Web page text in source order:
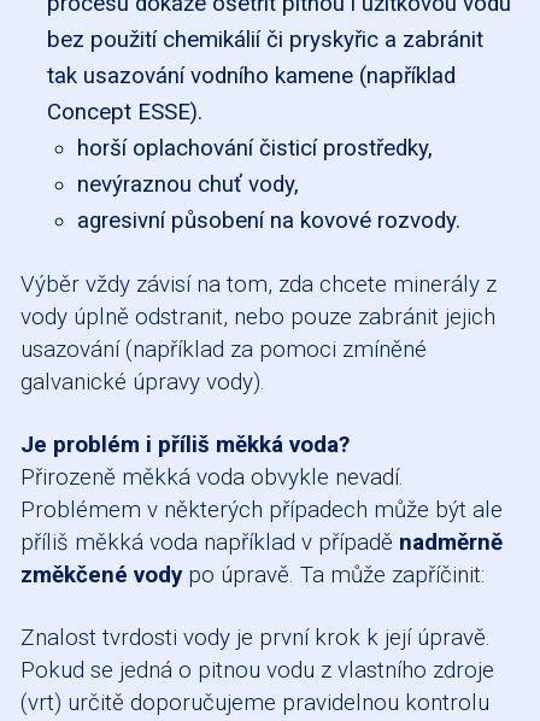
bez použití chemikálií či pryskyřic a zabránit
tak usazování vodního kamene (například
Concept ESSE).
horší oplachování čisticí prostředky,
nevýraznou chuť vody,
agresivní působení na kovové rozvody.
Výběr vždy závisí na tom, zda chcete minerály z
vody úplně odstranit, nebo pouze zabránit jejich
usazování (například za pomoci zmíněné
galvanické úpravy vody).
Je problém i příliš měkká voda?
Přirozeně měkká voda obvykle nevadí.
Problémem v některých případech může být ale
příliš měkká voda například v případě nadměrně
změkčené vodypo úpravě. Ta může zapříčinit:
Znalost tvrdosti vody je první krok k její úpravě.
Pokud se jedná o pitnou vodu z vlastního zdroje
(vrt) určitě doporučujeme pravidelnou kontrolu